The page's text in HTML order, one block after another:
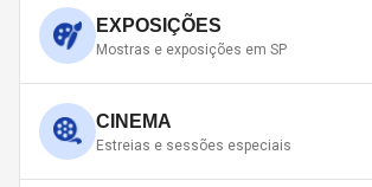
EXPOSIÇÕES
Mostras e exposições em SP
CINEMA
Estreias e sessões especiais